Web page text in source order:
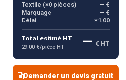
Textile (×0pièces)
— €
Marquage
— €
Délai
×1.00
Total estimé HT
29.00 €/pièce HT — € HT
Demander un devis gratuit